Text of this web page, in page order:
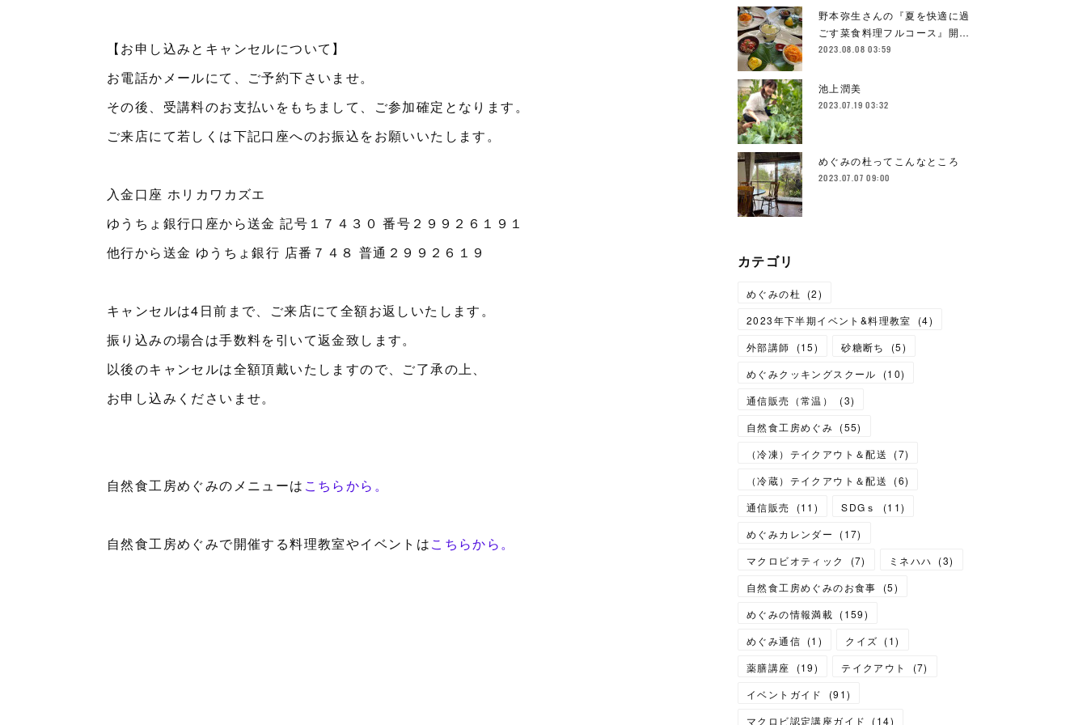
【お申し込みとキャンセルについて】
お電話かメールにて、ご予約下さいませ。
その後、受講料のお支払いをもちまして、ご参加確定となります。
ご来店にて若しくは下記口座へのお振込をお願いいたします。
入金口座 ホリカワカズエ
ゆうちょ銀行口座から送金 記号１７４３０ 番号２９９２６１９１
他行から送金 ゆうちょ銀行 店番７４８ 普通２９９２６１９
キャンセルは4日前まで、ご来店にて全額お返しいたします。
振り込みの場合は手数料を引いて返金致します。
以後のキャンセルは全額頂戴いたしますので、ご了承の上、
お申し込みくださいませ。
自然食工房めぐみのメニューは こちらから。
自然食工房めぐみで開催する料理教室やイベントはこちらから。
野本弥生さんの『夏を快適に過
ごす菜食料理フルコース』開…
2023.08.08 03:59
池上潤美
2023.07.19 03:32
めぐみの杜ってこんなところ
2023.07.07 09:00
カテゴリ
めぐみの杜 (2)
2023年下半期イベント&料理教室
(4)
外部講師
(15) 砂糖断ち (5)
めぐみクッキングスクール
(10)
通信販売（常温）
(3)
自然食工房めぐみ (55)
（冷凍）テイクアウト＆配送
(7)
（冷蔵）テイクアウト＆配送
(6)
通信販売
(11 ) SDGｓ (11)
めぐみカレンダー
(17)
マクロビオティック
(7) ミネハハ (3)
自然食工房めぐみのお食事
(5)
めぐみの情報満載 (159)
めぐみ通信 (1 ) クイズ (1)
薬膳講座
(19) テイクアウト (7)
イベントガイド
(91)
マクロビ認定講座ガイド
(14)